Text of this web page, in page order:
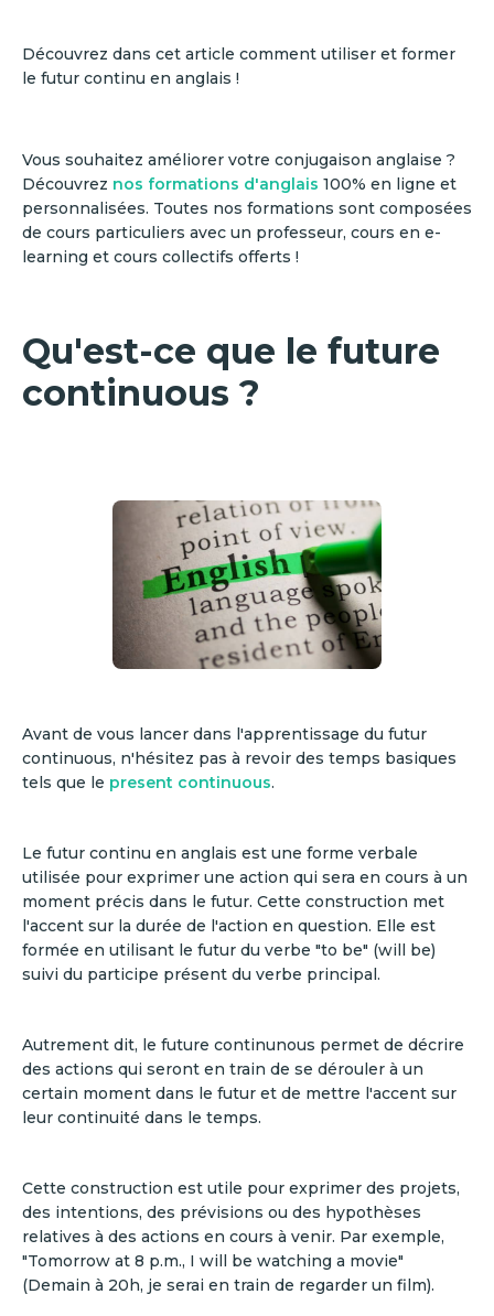
Découvrez dans cet article comment utiliser et former
le futur continu en anglais !
Vous souhaitez améliorer votre conjugaison anglaise ?
Découvrez nos formations d'anglais 100% en ligne et
personnalisées. Toutes nos formations sont composées
de cours particuliers avec un professeur, cours en e-
learning et cours collectifs offerts !
Qu'est-ce que le future
continuous ?
Avant de vous lancer dans l'apprentissage du futur
continuous, n'hésitez pas à revoir des temps basiques
tels que le present continuous.
Le futur continu en anglais est une forme verbale
utilisée pour exprimer une action qui sera en cours à un
moment précis dans le futur. Cette construction met
l'accent sur la durée de l'action en question. Elle est
formée en utilisant le futur du verbe "to be" (will be)
suivi du participe présent du verbe principal.
Autrement dit, le future continunous permet de décrire
des actions qui seront en train de se dérouler à un
certain moment dans le futur et de mettre l'accent sur
leur continuité dans le temps.
Cette construction est utile pour exprimer des projets,
des intentions, des prévisions ou des hypothèses
relatives à des actions en cours à venir. Par exemple,
"Tomorrow at 8 p.m., I will be watching a movie"
(Demain à 20h, je serai en train de regarder un film).